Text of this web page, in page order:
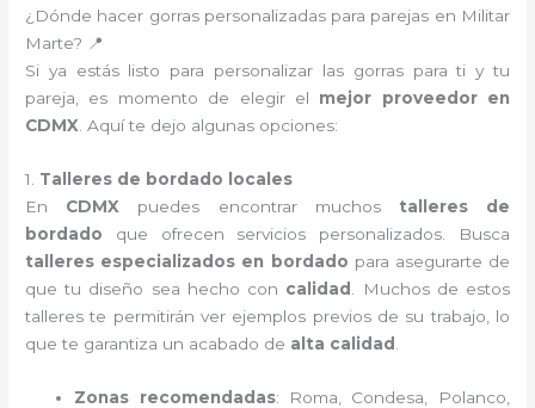
¿Dónde hacer gorras personalizadas para parejas en Militar
Marte? 📍
Si ya estás listo para personalizar las gorras para ti y tu
pareja, es momento de elegir el mejor proveedor en
CDMX . Aquí te dejo algunas opciones:
1. Talleres de bordado locales
En CDMX puedes encontrar muchos talleres de
bordado que ofrecen servicios personalizados. Busca
talleres especializados en bordado para asegurarte de
que tu diseño sea hecho con calidad
. Muchos de estos
talleres te permitirán ver ejemplos previos de su trabajo, lo
que te garantiza un acabado de alta calidad
Zonas recomendadas: Roma, Condesa, Polanco,